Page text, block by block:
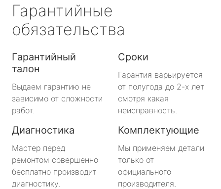
Гарантийные
обязательства
Гарантийный
талон
Выдаем гарантию не
зависимо от сложности
работ.
Сроки
Гарантия варьируется
от полугода до 2-х лет
смотря какая
неисправность.
Диагностика
Мастер перед
ремонтом совершенно
бесплатно производит
диагностику.
Комплектующие
Мы применяем детали
только от
официального
производителя.